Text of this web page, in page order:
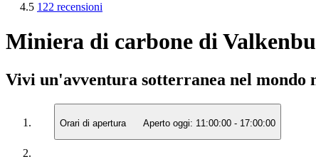
4.5 122 recensioni
Miniera di carbone di
Vivi un'avventura sotterranea nel mondo
Orari di apertura Aperto oggi: 11:00:00 - 17:00:00